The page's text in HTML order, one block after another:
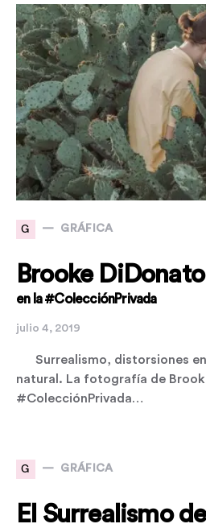
G GRÁFICA
Brooke DiDonato
en la #ColecciónPrivada
julio 4, 2019
Surrealismo, distorsiones
natural. La fotografía de
#ColecciónPrivada…
G GRÁFICA
El Surrealismo